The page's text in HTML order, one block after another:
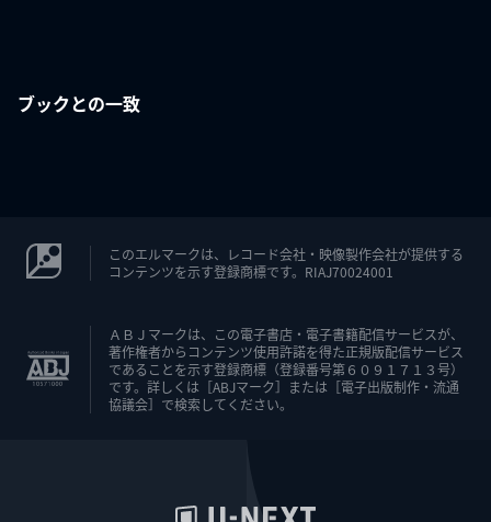
ブックとの一致
このエルマークは、レコード会社・映像製作会社が提供する
コンテンツを示す登録商標です。RIAJ70024001
ＡＢＪマークは、この電子書店・電子書籍配信サービスが、
著作権者からコンテンツ使用許諾を得た正規版配信サービス
であることを示す登録商標（登録番号第６０９１７１３号）
です。詳しくは［ABJマーク］または［電子出版制作・流通
協議会］で検索してください。